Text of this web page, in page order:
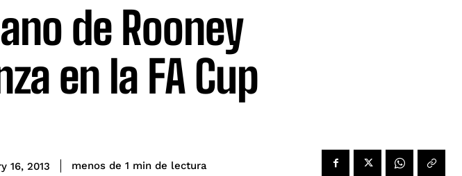
de Rooney
en la FA Cup
16, 2013 menos de 1 min de lectura